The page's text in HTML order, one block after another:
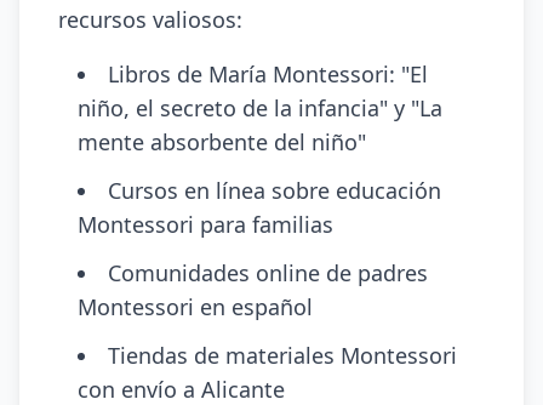
recursos valiosos:
Libros de María Montessori: "El
niño, el secreto de la infancia" y "La
mente absorbente del niño"
Cursos en línea sobre educación
Montessori para familias
Comunidades online de padres
Montessori en español
Tiendas de materiales Montessori
con envío a Alicante